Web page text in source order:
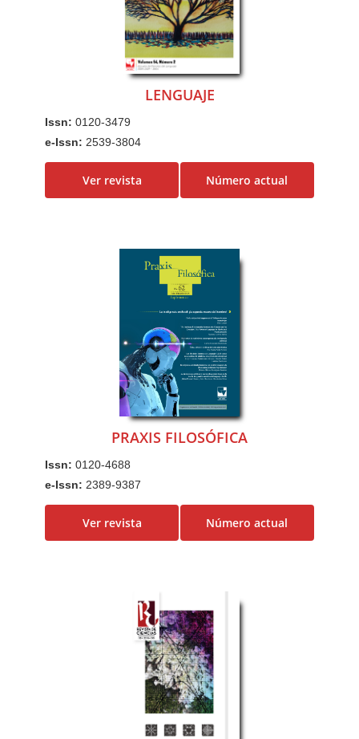
LENGUAJE
Issn:0120-3479
e-Issn: 2539-3804
Ver revista Número actual
PRAXIS FILOSÓFICA
Issn:0120-4688
e-Issn: 2389-9387
Ver revista Número actual